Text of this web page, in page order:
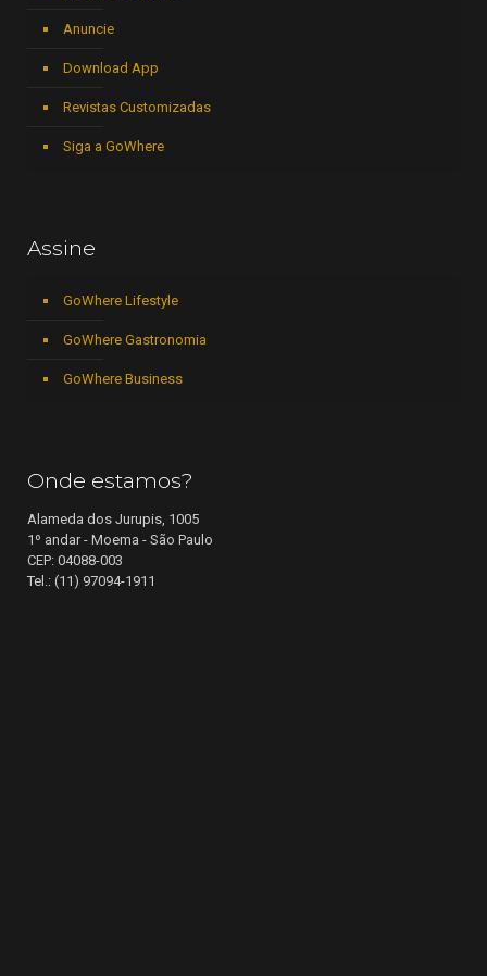
Anuncie
Download App
Revistas Customizadas
Siga a GoWhere
Assine
GoWhere Lifestyle
GoWhere Gastronomia
GoWhere Business
Onde estamos?
Alameda dos Jurupis, 1005
1º andar - Moema - São Paulo
CEP: 04088-003
Tel.: (11) 97094-1911